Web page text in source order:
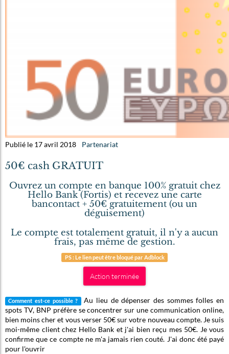
Publié le 17 avril 2018 Partenariat
50€ cash GRATUIT
Ouvrez un compte en banque 100% gratuit chez
Hello Bank (Fortis) et recevez une carte
bancontact + 50€ gratuitement (ou un
déguisement)
Le compte est totalement gratuit, il n'y a aucun
frais, pas même de gestion.
PS : Le lien peut être bloqué par Adblock
Action terminée
Comment est-ce possible ? Au lieu de dépenser des sommes folles en
spots TV, BNP préfère se concentrer sur une communication online,
bien moins cher et vous verser 50€ sur votre nouveau compte. Je suis
moi-même client chez Hello Bank et j'ai bien reçu mes 50€. Je vous
confirme que ce compte ne m'a jamais rien couté. J'ai donc été payé
pour l'ouvrir